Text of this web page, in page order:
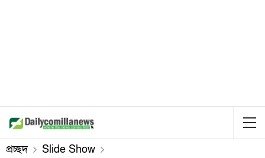
প্রচ্ছদ Slide Show